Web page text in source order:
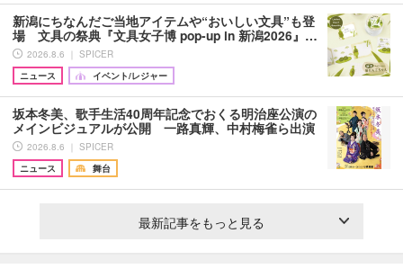
新潟にちなんだご当地アイテムや“おいしい文具”も登
場 文具の祭典『文具女子博 pop-up in 新潟2026』…
2026.8.6 ｜ SPICER
ニュース
イベント/レジャー
坂本冬美、歌手生活40周年記念でおくる明治座公演の
メインビジュアルが公開 一路真輝、中村梅雀ら出演
2026.8.6 ｜ SPICER
ニュース
舞台
最新記事をもっと見る